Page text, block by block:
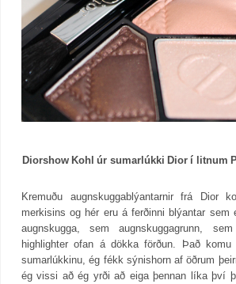
Diorshow Kohl úr sumarlúkki Dior í litnum
Kremuðu augnskuggablýantarnir frá Dior
merkisins og hér eru á ferðinni blýantar
augnskugga, sem augnskuggagrunn,
highlighter ofan á dökka förðun. Það
sumarlúkkinu, ég fékk sýnishorn af öðrum
ég vissi að ég yrði að eiga þennan líka því